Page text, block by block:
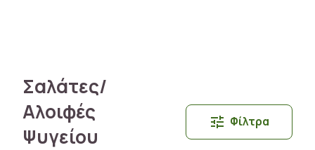
Σαλάτες/
Αλοιφές
Ψυγείου
Φίλτρα